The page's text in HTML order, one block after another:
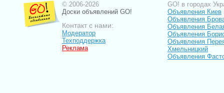
© 2006-2026
Доски объявлений GO!
Контакт с нами:
Модератор
Техподдержка
Реклама
GO! в городах
Объявления Киев
Объявления
Объявления
Объявления
Объявления
Хмельницкий
Объявления